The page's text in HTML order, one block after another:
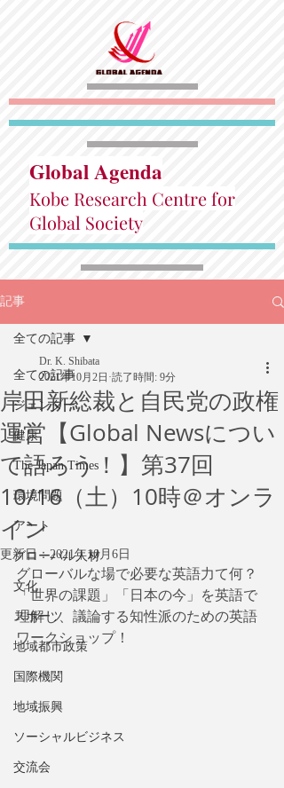
Global Agenda
Kobe Research Centre for
Global Society
記事
全ての記事
ジェンダー
健康
The Japan Times
環境問題
アート
グローバル人材
文化
スポーツ
地域都市政策
国際機関
地域振興
ソーシャルビジネス
交流会
全ての記事
岸田新総裁と自民党の政権
運営【Global Newsについ
て語ろう！】第37回
10/16（土）10時＠オンラ
イン
Dr. K. Shibata
2021年10月2日 読了時間: 9分
更新日：2021年10月6日
グローバルな場で必要な英語力て何？
「世界の課題」「日本の今」を英語で
理解し、議論する知性派のための英語
ワークショップ！